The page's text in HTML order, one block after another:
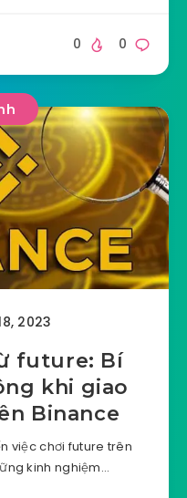
0
0
2023
future: Bí
khi giao
Binance
việc chơi future trên
kinh nghiệm…